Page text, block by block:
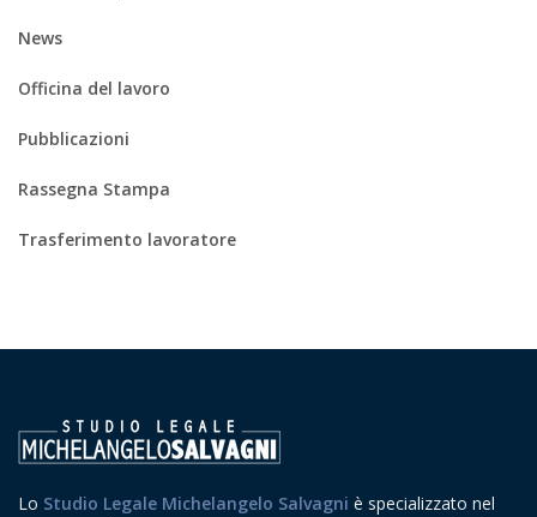
News
Officina del lavoro
Pubblicazioni
Rassegna Stampa
Trasferimento lavoratore
Lo Studio Legale Michelangelo Salvagni è specializzato nel